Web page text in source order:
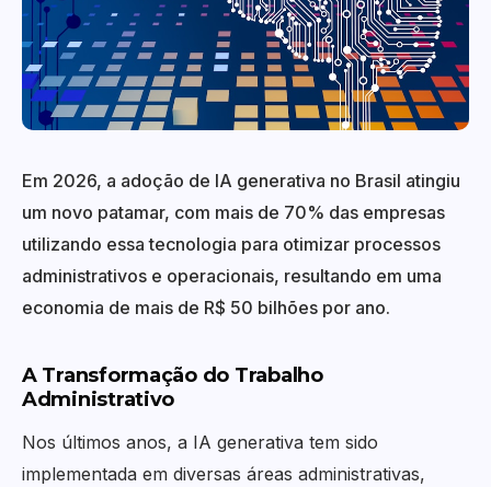
Em 2026, a adoção de IA generativa no Brasil atingiu
um novo patamar, com mais de 70% das empresas
utilizando essa tecnologia para otimizar processos
administrativos e operacionais, resultando em uma
economia de mais de R$ 50 bilhões por ano.
A Transformação do Trabalho
Administrativo
Nos últimos anos, a IA generativa tem sido
implementada em diversas áreas administrativas,